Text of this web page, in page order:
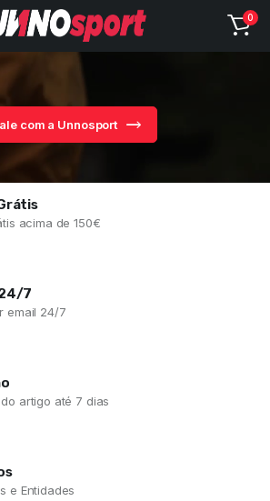
0
com a Unnosport
acima de 150€
7
email 24/7
artigo até 7 dias
e Entidades